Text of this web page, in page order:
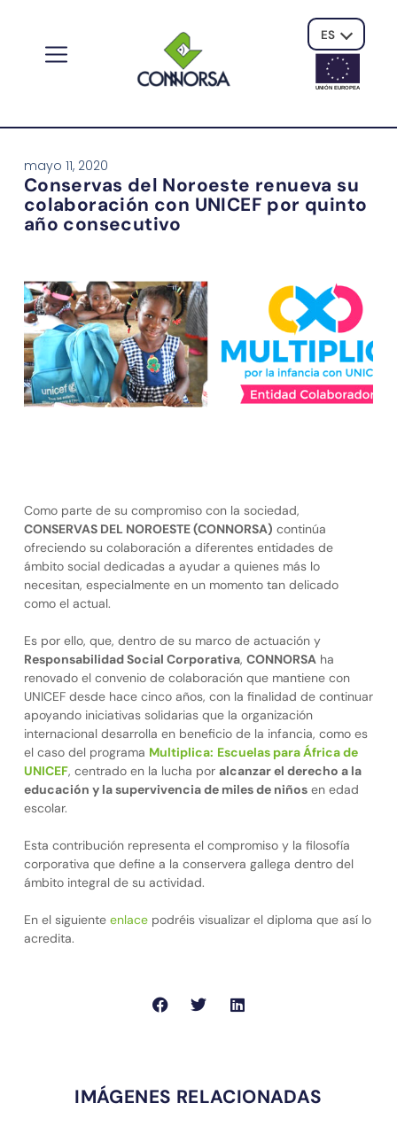
ES
UNIÓN EUROPEA
mayo 11, 2020
Conservas del Noroeste renueva su
colaboración con UNICEF por quinto
año consecutivo
Como parte de su compromiso con la sociedad,
CONSERVAS DEL NOROESTE (CONNORSA) continúa
ofreciendo su colaboración a diferentes entidades de
ámbito social dedicadas a ayudar a quienes más lo
necesitan, especialmente en un momento tan delicado
como el actual.
Es por ello, que, dentro de su marco de actuación y
Responsabilidad Social Corporativa, CONNORSAha
renovado el convenio de colaboración que mantiene con
UNICEF desde hace cinco años, con la finalidad de continuar
apoyando iniciativas solidarias que la organización
internacional desarrolla en beneficio de la infancia, como es
el caso del programa Multiplica: Escuelas para África de
UNICEF, centrado en la lucha por alcanzar el derecho a la
educación y la supervivencia de miles de niñosen edad
escolar.
Esta contribución representa el compromiso y la filosofía
corporativa que define a la conservera gallega dentro del
ámbito integral de su actividad.
En el siguiente enlacepodréis visualizar el diploma que así lo
acredita.
IMÁGENES RELACIONADAS